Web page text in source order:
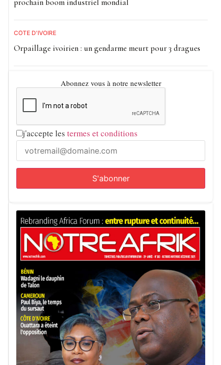
prochain boom industriel mondial
CÔTE D'IVOIRE
Orpaillage ivoirien : un gendarme meurt pour 3 dragues
Abonnez vous à notre newsletter
j'accepte les termes et conditions